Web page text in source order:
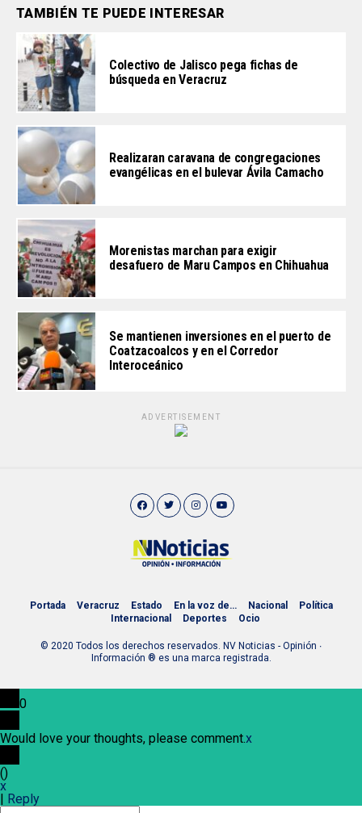
TAMBIÉN TE PUEDE INTERESAR
Colectivo de Jalisco pega fichas de
búsqueda en Veracruz
Realizaran caravana de congregaciones
evangélicas en el bulevar Ávila Camacho
Morenistas marchan para exigir
desafuero de Maru Campos en Chihuahua
Se mantienen inversiones en el puerto de
Coatzacoalcos y en el Corredor
Interoceánico
ADVERTISEMENT
Portada Veracruz Estado En la voz de… Nacional
Política
Internacional
Deportes Ocio
© 2020 Todos los derechos reservados. NV Noticias - Opinión ∙
Información ® es una marca registrada.
0
Would love your thoughts, please comment.x
()
x
Reply